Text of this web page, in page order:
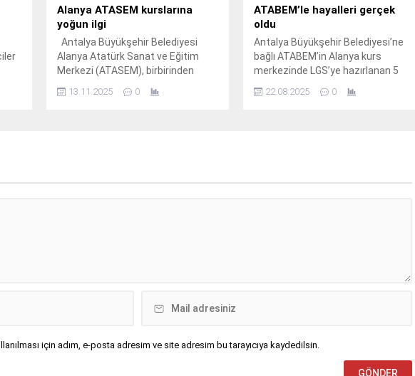
bölgelerde yaşayan kadınlara
yönelik afet farkındalığı
eğitimlerine hız kesmeden devam
ediyor.
Alanya ATASEM kurslarına
yoğun ilgi
Antalya Büyükşehir Belediyesi
Alanya Atatürk Sanat ve Eğitim
Merkezi (ATASEM), birbirinden
sürdürüyor.
13.11.2025 0
ATABEM’le hayalleri gerçek
oldu
Antalya Büyükşehir Belediyesi’ne
bağlı ATABEM’in Alanya kurs
merkezinde LGS’ye hazırlanan 5
liselere yerleşerek hedeflerine
22.08.2025 0
için adım, e-posta adresim ve site adresim bu tarayıcıya kaydedilsin.